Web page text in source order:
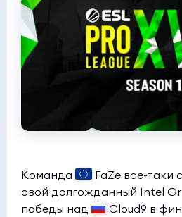
Команда
FaZe все-таки
свой долгожданный Intel
победы над
Cloud9 в